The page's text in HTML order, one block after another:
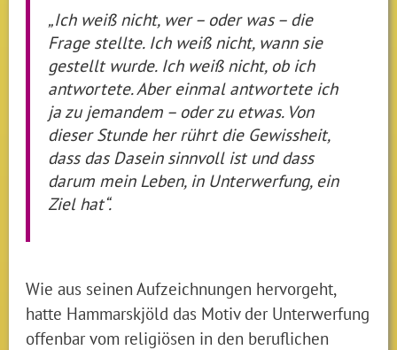
„Ich weiß nicht, wer – oder was – die
Frage stellte. Ich weiß nicht, wann sie
gestellt wurde. Ich weiß nicht, ob ich
antwortete. Aber einmal antwortete ich
ja zu jemandem – oder zu etwas. Von
dieser Stunde her rührt die Gewissheit,
dass das Dasein sinnvoll ist und dass
darum mein Leben, in Unterwerfung, ein
Ziel hat“.
Wie aus seinen Aufzeichnungen hervorgeht,
hatte Hammarskjöld das Motiv der Unterwerfung
offenbar vom religiösen in den beruflichen